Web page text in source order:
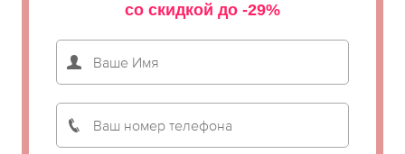
со скидкой до -29%